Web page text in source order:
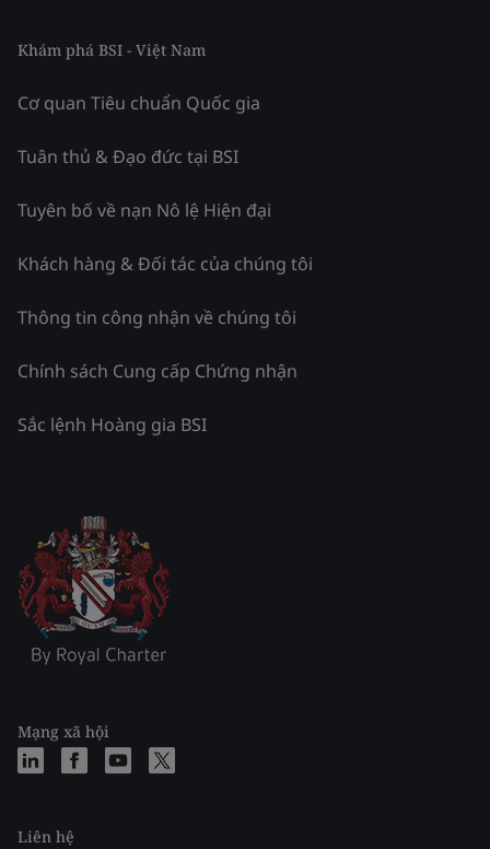
Khám phá BSI - Việt Nam
Cơ quan Tiêu chuẩn Quốc gia
Tuân thủ & Đạo đức tại BSI
Tuyên bố về nạn Nô lệ Hiện đại
Khách hàng & Đối tác của chúng tôi
Thông tin công nhận về chúng tôi
Chính sách Cung cấp Chứng nhận
Sắc lệnh Hoàng gia BSI
Mạng xã hội
Liên hệ